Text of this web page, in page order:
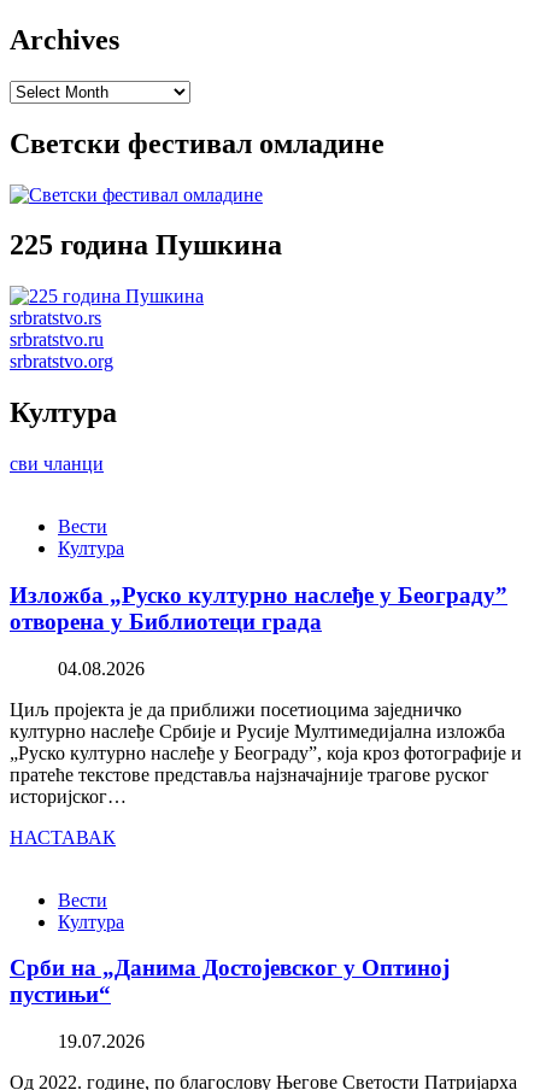
Archives
Archives
Светски фестивал омладине
225 година Пушкина
srbratstvo.rs
srbratstvo.ru
srbratstvo.org
Култура
сви чланци
Вести
Култура
Изложба „Руско културно наслеђе у Београду”
отворена у Библиотеци града
04.08.2026
Циљ пројекта је да приближи посетиоцима заједничко
културно наслеђе Србије и Русије Мултимедијална изложба
„Руско културно наслеђе у Београду”, која кроз фотографије и
пратеће текстове представља најзначајније трагове руског
историјског…
НАСТАВАК
Вести
Култура
Срби на „Данима Достојевског у Оптиној
пустињи“
19.07.2026
Од 2022. године, по благослову Његове Светости Патријарха